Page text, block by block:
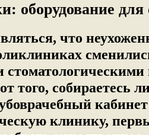
оборудование для
что
того, собираетесь
клинику,